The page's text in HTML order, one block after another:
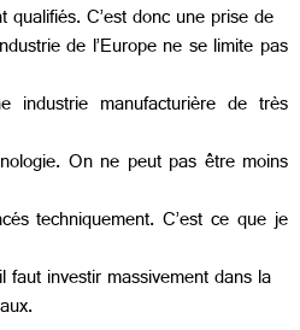
C’est donc une prise de
de l’Europe ne se limite pas
industrie manufacturière de très
On ne peut pas être moins
techniquement. C’est ce que je
faut investir massivement dans la